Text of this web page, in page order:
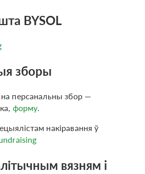
BYSOL
зборы
персанальны збор —
форму.
накіравання ў
вязням i